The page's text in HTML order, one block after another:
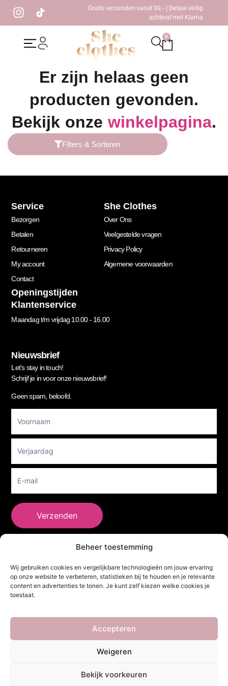
Beheer toestemming
Wij gebruiken cookies en vergelijkbare technologieën om jouw ervaring
op onze website te verbeteren, statistieken bij te houden en je relevante
content en advertenties te tonen. Je kunt zelf kiezen welke cookies je
toestaat.
Accepteren
Weigeren
Bekijk voorkeuren
Gratis verzenden vanaf 99,- | Betaal veilig
achteraf met Klarna
0
/ Producten getagged “strakke top”
Er zijn helaas geen
producten gevonden.
Bekijk onze winkelpagina.
Filters & Sorteren
Service
Bezorgen
Betalen
Retourneren
My account
Contact
She Clothes
Over Ons
Veelgestelde vragen
Privacy Policy
Algemene voorwaarden
Openingstijden
Klantenservice
Maandag t/m vrijdag 10.00 - 16.00
Nieuwsbrief
Let’s stay in touch!
Schrijf je in voor onze nieuwsbrief!
Geen spam, beloofd.
Newsletter
Verzenden
Adres
. Alle rechten voorbehouden. Powered by
Webdesigner &YHDS